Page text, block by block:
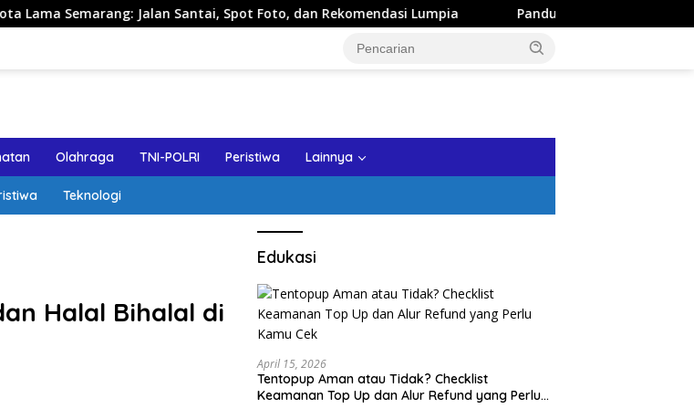
Jalan Santai, Spot Foto, dan Rekomendasi Lumpia Panduan Wisata Keluarga ke Kota Batu:
Olahraga TNI-POLRI Peristiwa Lainnya
Teknologi
Halal Bihalal di
Edukasi
April 15, 2026
Tentopup Aman atau Tidak? Checklist
Keamanan Top Up dan Alur Refund yang Perlu